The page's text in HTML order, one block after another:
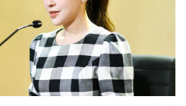
ระจำกรมทหารราบที่ 2 รักษา
ช้ชื่อหน่วยเป็นกรมผสมที่ 2